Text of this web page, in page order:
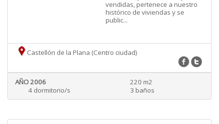
vendidas, pertenece a nuestro
histórico de viviendas y se
public...
Castellón de la Plana (Centro ciudad)
AÑO 2006
220 m2
4 dormitorio/s
3 baños